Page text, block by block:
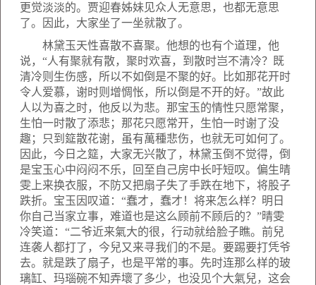
更觉淡淡的。贾迎春姊妹见众人无意思，也都无意思
了。因此，大家坐了一坐就散了。
林黛玉天性喜散不喜聚。他想的也有个道理，他
说，“人有聚就有散，聚时欢喜，到散时岂不清冷？既
清冷则生伤感，所以不如倒是不聚的好。比如那花开时
令人爱慕，谢时则增惆怅，所以倒是不开的好。”故此
人以为喜之时，他反以为悲。那宝玉的情性只愿常聚，
生怕一时散了添悲；那花只愿常开，生怕一时谢了没
趣；只到筵散花谢，虽有萬種悲伤，也就无可如何了。
因此，今日之筵，大家无兴散了，林黛玉倒不觉得，倒
是宝玉心中闷闷不乐，回至自己房中长吁短叹。偏生晴
雯上来换衣服，不防又把扇子失了手跌在地下，将股子
跌折。宝玉因叹道：“蠢才，蠢才！将来怎么样？明日
你自己当家立事，难道也是这么顾前不顾后的？”晴雯
冷笑道：“二爷近来氣大的很，行动就给脸子瞧。前兒
连袭人都打了，今兒又来寻我们的不是。要踢要打凭爷
去。就是跌了扇子，也是平常的事。先时连那么样的玻
璃缸、玛瑙碗不知弄壞了多少，也没见个大氣兒，这会